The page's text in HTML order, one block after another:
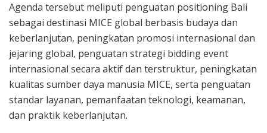
Agenda tersebut meliputi penguatan positioning Bali
sebagai destinasi MICE global berbasis budaya dan
keberlanjutan, peningkatan promosi internasional dan
jejaring global, penguatan strategi bidding event
internasional secara aktif dan terstruktur, peningkatan
kualitas sumber daya manusia MICE, serta penguatan
standar layanan, pemanfaatan teknologi, keamanan,
dan praktik keberlanjutan.